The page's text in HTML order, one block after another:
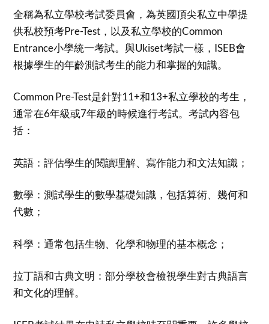
全稱為私立學校考試委員會，為英國頂尖私立中學提
供私校預考Pre-Test，以及私立學校的Common
Entrance小學統一考試。與Ukiset考試一樣，ISEB會
根據學生的年齡測試考生的能力和掌握的知識。
Common Pre-Test是針對11+和13+私立學校的考生，
通常在6年級或7年級的時候進行考試。考試內容包
括：
英語：評估學生的閱讀理解、寫作能力和文法知識；
數學：測試學生的數學基礎知識，包括算術、幾何和
代數；
科學：通常包括生物、化學和物理的基本概念；
拉丁語和古典文明：部分學校會檢視學生對古典語言
和文化的理解。